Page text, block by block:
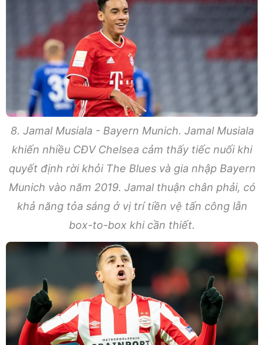
8. Jamal Musiala - Bayern Munich. Jamal Musiala
khiến nhiều CĐV Chelsea cảm thấy tiếc nuối khi
quyết định rời khỏi The Blues và gia nhập Bayern
Munich vào năm 2019. Jamal thuận chân phải, có
khả năng tỏa sáng ở vị trí tiền vệ tấn công lẫn
box-to-box khi cần thiết.